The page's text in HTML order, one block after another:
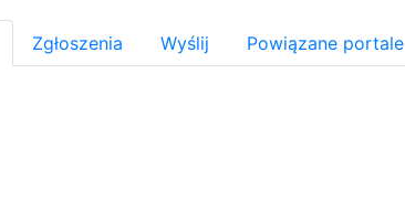
Zgłoszenia Wyślij Powiązane portale